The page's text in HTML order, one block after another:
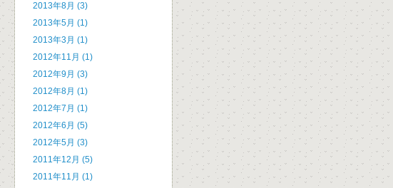
2013年8月 (3)
2013年5月 (1)
2013年3月 (1)
2012年11月 (1)
2012年9月 (3)
2012年8月 (1)
2012年7月 (1)
2012年6月 (5)
2012年5月 (3)
2011年12月 (5)
2011年11月 (1)